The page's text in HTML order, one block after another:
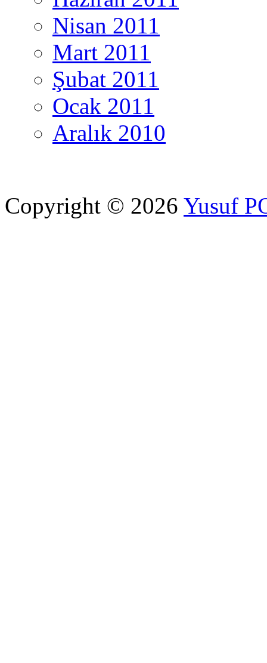
Nisan 2011
Mart 2011
Şubat 2011
Ocak 2011
Aralık 2010
Copyright © 2026 Yusuf